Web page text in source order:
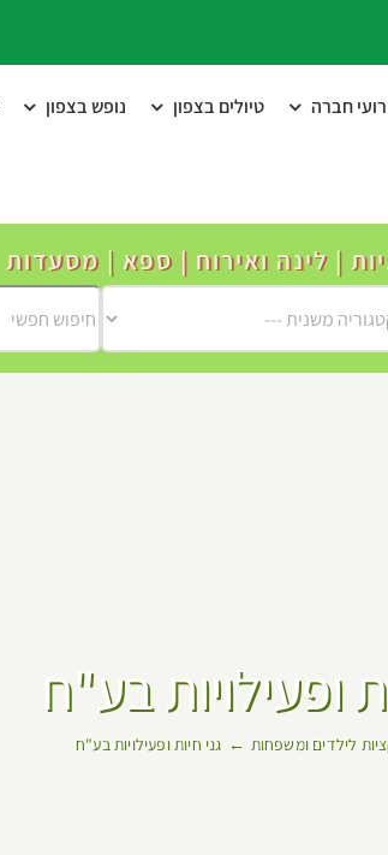
חברה טיולים בצפון נופש בצפון
| לינה ואירוח | ספא | מסעדות
ופעילויות בע"ח
לילדים ומשפחות גני חיות ופעילויות בע"ח